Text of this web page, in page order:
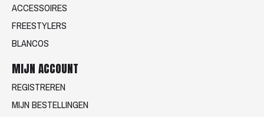
ACCESSOIRES
FREESTYLERS
BLANCOS
MIJN ACCOUNT
REGISTREREN
MIJN BESTELLINGEN